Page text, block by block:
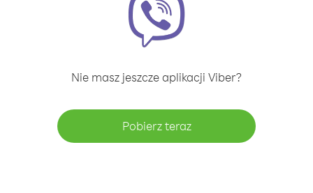
Nie masz jeszcze aplikacji Viber?
Pobierz teraz